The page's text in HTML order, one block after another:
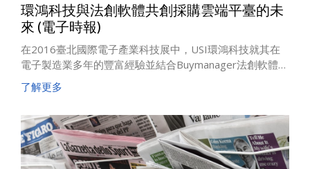
環鴻科技與法創軟體共創採購雲端平臺的未
來 (電子時報)
在2016臺北國際電子產業科技展中，USI環鴻科技就其在
電子製造業多年的豐富經驗並結合Buymanager法創軟體在
採購系統的專業，邀集臺灣知名的電子零件供應商，一起
深入探討採購雲端平臺(Supplier Web PORTAL)的應用及
了解更多